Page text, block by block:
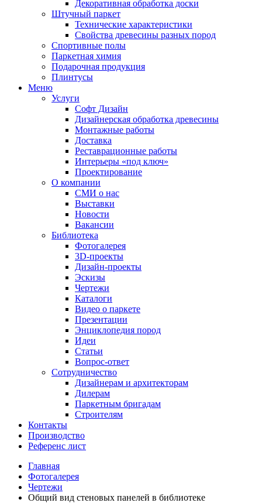
Декоративная обработка доски
Штучный паркет
Технические характеристики
Свойства древесины разных пород
Спортивные полы
Паркетная химия
Подарочная продукция
Плинтусы
Меню
Услуги
Софт Дизайн
Дизайнерская обработка древесины
Монтажные работы
Доставка
Реставрационные работы
Интерьеры «под ключ»
Проектирование
О компании
СМИ о нас
Выставки
Новости
Вакансии
Библиотека
Фотогалерея
3D-проекты
Дизайн-проекты
Эскизы
Чертежи
Каталоги
Видео о паркете
Презентации
Энциклопедия пород
Идеи
Статьи
Вопрос-ответ
Сотрудничество
Дизайнерам и архитекторам
Дилерам
Паркетным бригадам
Строителям
Контакты
Производство
Референс лист
Главная
Фотогалерея
Чертежи
Общий вид стеновых панелей в библиотеке